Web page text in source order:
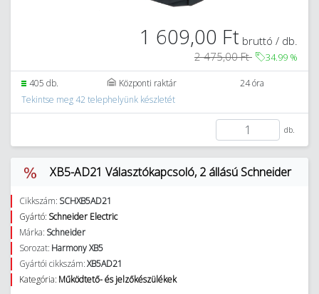
1 609,00 Ft bruttó / db.
2 475,00 Ft
34.99 %
405 db. Központi raktár
24 óra
Tekintse meg 42 telephelyünk készletét
db.
XB5-AD21 Választókapcsoló, 2 állású Schneider
Cikkszám: SCHXB5AD21
Gyártó: Schneider Electric
Márka: Schneider
Sorozat: Harmony XB5
Gyártói cikkszám:XB5AD21
Kategória: Működtető- és jelzőkészülékek